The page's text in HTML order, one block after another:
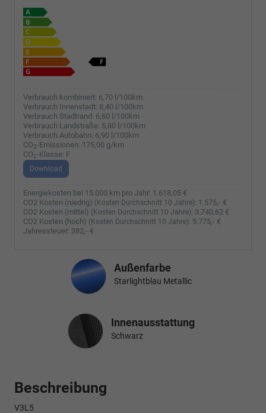
Verbrauch kombiniert: 6,70 l/100km
Verbrauch Innenstadt: 8,40 l/100km
Verbrauch Stadtrand: 6,60 l/100km
Verbrauch Landstraße: 5,80 l/100km
Verbrauch Autobahn: 6,90 l/100km
CO2-Emissionen: 175,00 g/km
CO2-Klasse: F
Download
Energiekosten bei 15.000 km pro Jahr: 1.618,05 €
CO2 Kosten (niedrig) (Kosten Durchschnitt 10 Jahre): 1.575,- €
CO2 Kosten (mittel) (Kosten Durchschnitt 10 Jahre): 3.740,62 €
CO2 Kosten (hoch) (Kosten Durchschnitt 10 Jahre): 5.775,- €
Jahressteuer: 382,- €
Außenfarbe
Starlightblau Metallic
InnenausstattungInnenausstattung
Schwarz
Beschreibung
V3L5